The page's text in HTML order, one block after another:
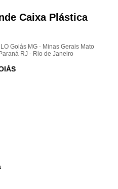
Caixa Plástica
Goiás MG - Minas Gerais Mato
RJ - Rio de Janeiro